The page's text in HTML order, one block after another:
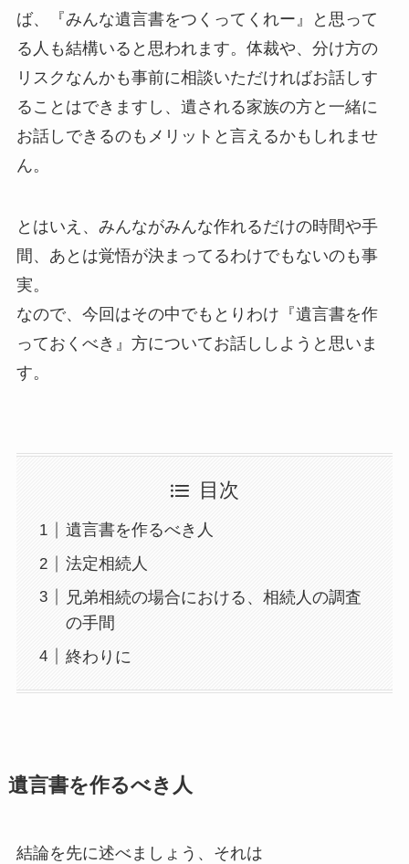
ば、『みんな遺言書をつくってくれー』と思って
る人も結構いると思われます。体裁や、分け方の
リスクなんかも事前に相談いただければお話しす
ることはできますし、遺される家族の方と一緒に
お話しできるのもメリットと言えるかもしれませ
ん。
とはいえ、みんながみんな作れるだけの時間や手
間、あとは覚悟が決まってるわけでもないのも事
実。
なので、今回はその中でもとりわけ『遺言書を作
っておくべき』方についてお話ししようと思いま
す。
目次
遺言書を作るべき人
法定相続人
兄弟相続の場合における、相続人の調査
の手間
終わりに
遺言書を作るべき人
結論を先に述べましょう、それは